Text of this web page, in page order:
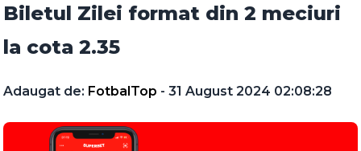
Biletul Zilei format din 2 meciuri
la cota 2.35
Adaugat de: FotbalTop - 31 August 2024 02:08:28